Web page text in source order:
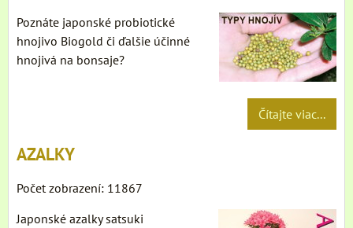
Poznáte japonské probiotické
hnojivo Biogold či ďalšie účinné
hnojivá na bonsaje?
Čítajte viac...
AZALKY
Počet zobrazení: 11867
Japonské azalky satsuki